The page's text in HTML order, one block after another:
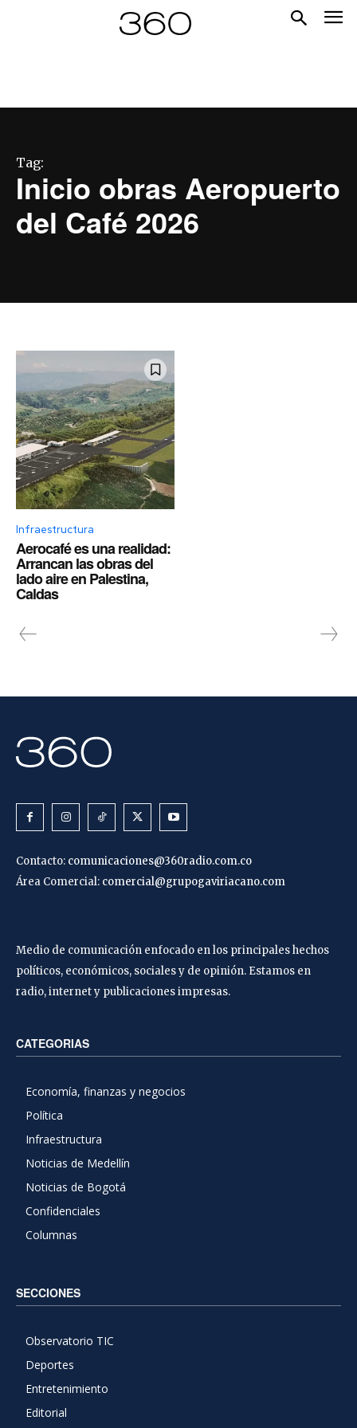
Tag:
Inicio obras Aeropuerto
del Café 2026
Infraestructura
Aerocafé es una realidad:
Arrancan las obras del
lado aire en Palestina,
Caldas
Contacto: comunicaciones@360radio.com.co
Área Comercial: comercial@grupogaviriacano.com
Medio de comunicación enfocado en los principales hechos
políticos, económicos, sociales y de opinión. Estamos en
radio, internet y publicaciones impresas.
CATEGORIAS
Economía, finanzas y negocios
Política
Infraestructura
Noticias de Medellín
Noticias de Bogotá
Confidenciales
Columnas
SECCIONES
Observatorio TIC
Deportes
Entretenimiento
Editorial